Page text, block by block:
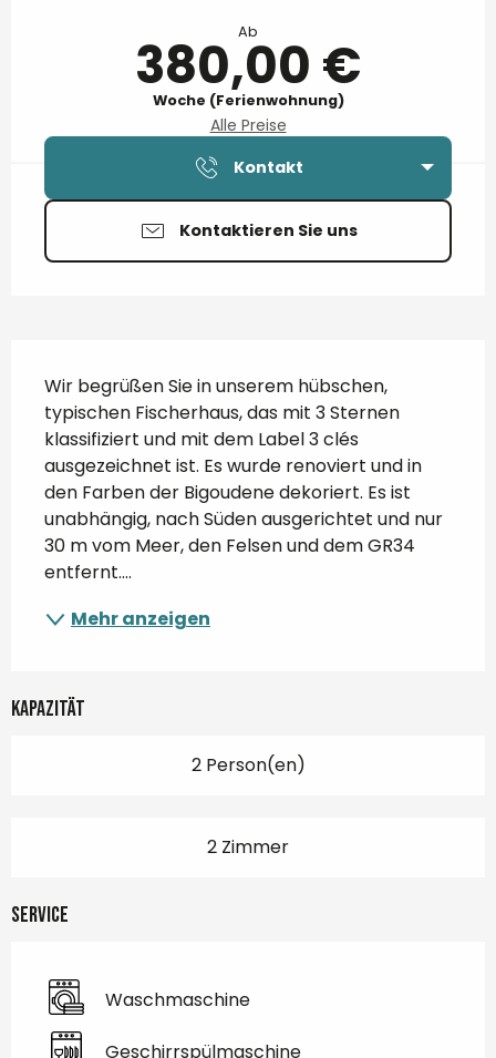
Ab
380,00 €
Woche (Ferienwohnung)
Alle Preise
Kontakt
Kontaktieren Sie uns
Wir begrüßen Sie in unserem hübschen,
typischen Fischerhaus, das mit 3 Sternen
klassifiziert und mit dem Label 3 clés
ausgezeichnet ist. Es wurde renoviert und in
den Farben der Bigoudene dekoriert. Es ist
unabhängig, nach Süden ausgerichtet und nur
30 m vom Meer, den Felsen und dem GR34
entfernt....
Mehr anzeigen
Kapazität
2 Person(en)
2 Zimmer
Service
Waschmaschine
Geschirrspülmaschine